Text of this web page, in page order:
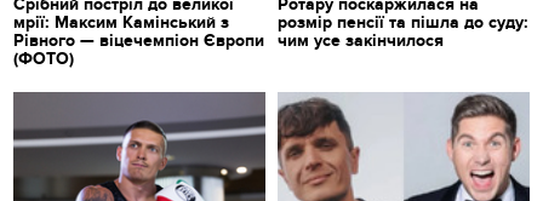
Срібний постріл до великої
мрії: Максим Камінський з
Рівного — віцечемпіон Європи
(ФОТО)
Ротару поскаржилася на
розмір пенсії та пішла до суду:
чим усе закінчилося